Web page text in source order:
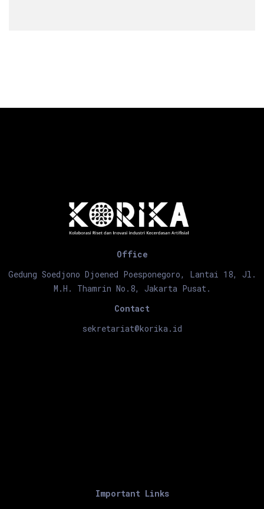
Office
Gedung Soedjono Djoened Poesponegoro, Lantai 18, Jl.
M.H. Thamrin No.8, Jakarta Pusat.
Contact
sekretariat@korika.id
Important Links